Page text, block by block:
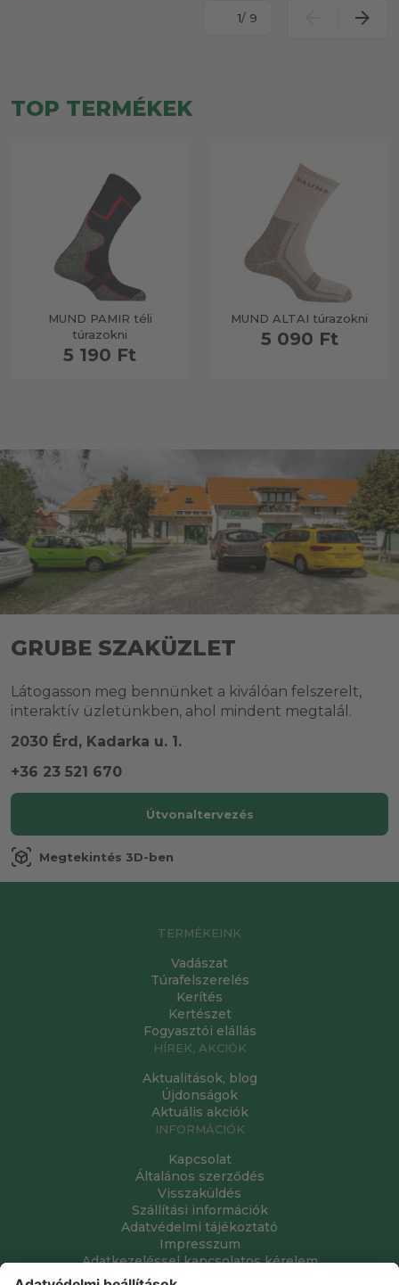
/ 9
TOP TERMÉKEK
MUND PAMIR téli
túrazokni
5 190 Ft
MUND ALTAI túrazokni
5 090 Ft
GRUBE SZAKÜZLET
Látogasson meg bennünket a kiválóan felszerelt,
interaktív üzletünkben, ahol mindent megtalál.
2030 Érd, Kadarka u. 1.
+36 23 521 670
Útvonaltervezés
view_in_ar Megtekintés 3D-ben
TERMÉKEINK
Vadászat
Túrafelszerelés
Kerítés
Kertészet
Fogyasztói elállás
HÍREK, AKCIÓK
Aktualitások, blog
Újdonságok
Aktuális akciók
INFORMÁCIÓK
Kapcsolat
Általános szerződés
Visszaküldés
Szállítási információk
Adatvédelmi tájékoztató
Impresszum
Adatkezeléssel kapcsolatos kérelem